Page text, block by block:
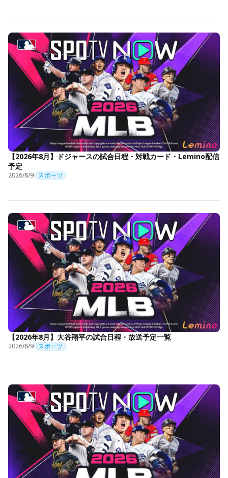
【2026年8月】ドジャースの試合日程・対戦カード・Lemino配信
予定
2026/8/9 スポーツ
【2026年8月】大谷翔平の試合日程・放送予定一覧
2026/8/9 スポーツ